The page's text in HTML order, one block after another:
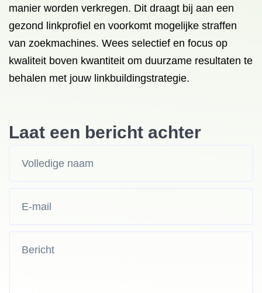
manier worden verkregen. Dit draagt bij aan een
gezond linkprofiel en voorkomt mogelijke straffen
van zoekmachines. Wees selectief en focus op
kwaliteit boven kwantiteit om duurzame resultaten te
behalen met jouw linkbuildingstrategie.
Laat een bericht achter